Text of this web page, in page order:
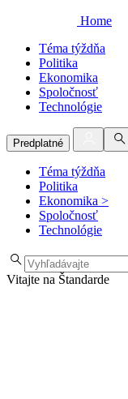
Home
Téma týždňa
Politika
Ekonomika
Spoločnosť
Technológie
Predplatné
Téma týždňa
Politika
Ekonomika >
Spoločnosť
Technológie
Vitajte na Štandarde